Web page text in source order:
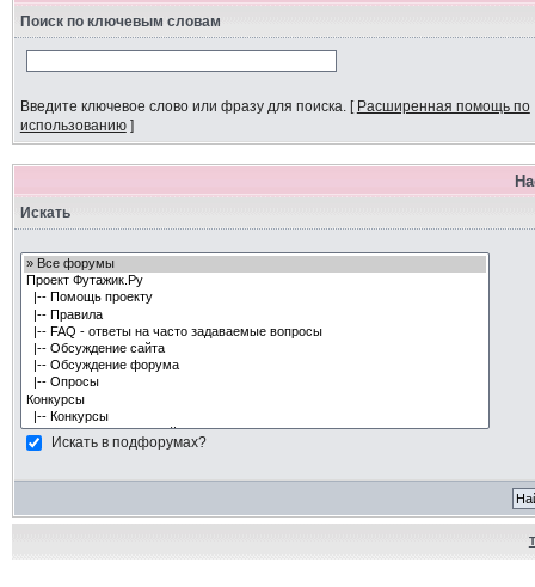
Поиск по ключевым словам
Введите ключевое слово или фразу для поиска.[ Расширенная помощь по
использованию]
Искать
Искать в подфорумах?